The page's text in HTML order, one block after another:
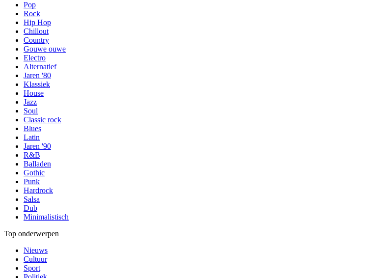
Pop
Rock
Hip Hop
Chillout
Country
Gouwe ouwe
Electro
Alternatief
Jaren '80
Klassiek
House
Jazz
Soul
Classic rock
Blues
Latin
Jaren '90
R&B
Balladen
Gothic
Punk
Hardrock
Salsa
Dub
Minimalistisch
Top onderwerpen
Nieuws
Cultuur
Sport